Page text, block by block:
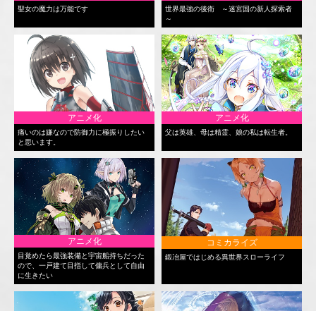
聖女の魔力は万能です
世界最強の後衛 ～迷宮国の新人探索者
～
アニメ化
痛いのは嫌なので防御力に極振りしたい
と思います。
アニメ化
父は英雄、母は精霊、娘の私は転生者。
アニメ化
目覚めたら最強装備と宇宙船持ちだった
ので、一戸建て目指して傭兵として自由
に生きたい
コミカライズ
鍛冶屋ではじめる異世界スローライフ